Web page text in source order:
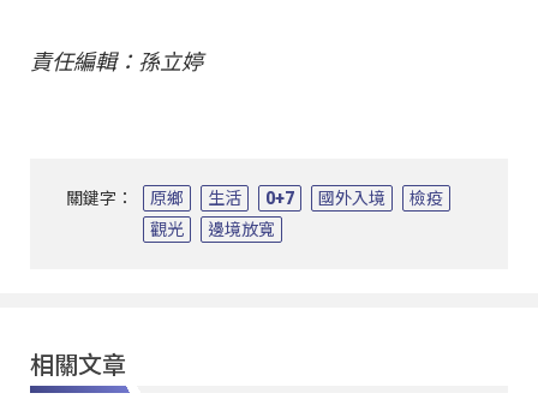
責任編輯：孫立婷
關鍵字： 原鄉 生活 0+7 國外入境
檢疫
觀光
邊境放寬
相關文章